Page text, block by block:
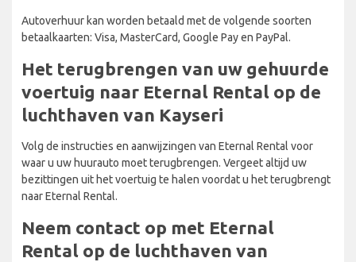
Autoverhuur kan worden betaald met de volgende soorten
betaalkaarten: Visa, MasterCard, Google Pay en PayPal.
Het terugbrengen van uw gehuurde
voertuig naar Eternal Rental op de
luchthaven van Kayseri
Volg de instructies en aanwijzingen van Eternal Rental voor
waar u uw huurauto moet terugbrengen. Vergeet altijd uw
bezittingen uit het voertuig te halen voordat u het terugbrengt
naar Eternal Rental.
Neem contact op met Eternal
Rental op de luchthaven van